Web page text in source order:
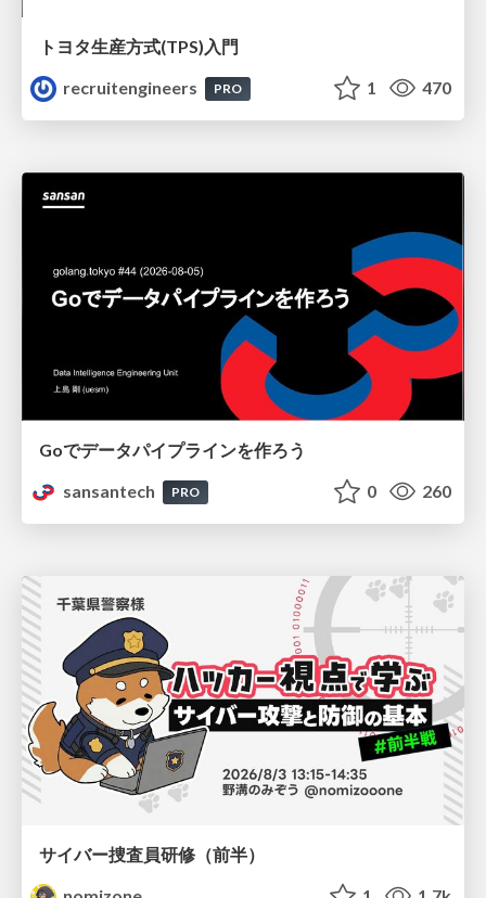
トヨタ⽣産⽅式(TPS)⼊⾨
recruitengineers
PRO 1 470
Goでデータパイプラインを作ろう
sansantech
PRO 0 260
サイバー捜査員研修（前半）